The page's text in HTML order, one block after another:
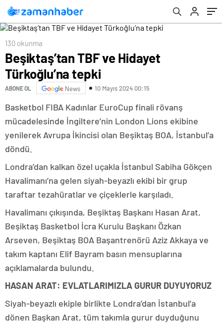
130 okunma
Beşiktaş’tan TBF ve Hidayet
Türkoğlu’na tepki
ABONE OL News 10 Mayıs 2024 00:15
Basketbol FIBA Kadınlar EuroCup finali rövanş
mücadelesinde İngiltere’nin London Lions ekibine
yenilerek Avrupa İkincisi olan Beşiktaş BOA, İstanbul’a
döndü.
Londra’dan kalkan özel uçakla İstanbul Sabiha Gökçen
Havalimanı’na gelen siyah-beyazlı ekibi bir grup
taraftar tezahüratlar ve çiçeklerle karşıladı.
Havalimanı çıkışında, Beşiktaş Başkanı Hasan Arat,
Beşiktaş Basketbol İcra Kurulu Başkanı Özkan
Arseven, Beşiktaş BOA Başantrenörü Aziz Akkaya ve
takım kaptanı Elif Bayram basın mensuplarına
açıklamalarda bulundu.
HASAN ARAT: EVLATLARIMIZLA GURUR DUYUYORUZ
Siyah-beyazlı ekiple birlikte Londra’dan İstanbul’a
dönen Başkan Arat, tüm takımla gurur duyduğunu